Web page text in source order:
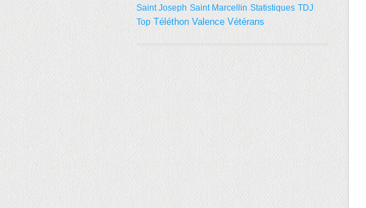
Saint Joseph Saint Marcellin Statistiques TDJ
Top Téléthon Valence Vétérans